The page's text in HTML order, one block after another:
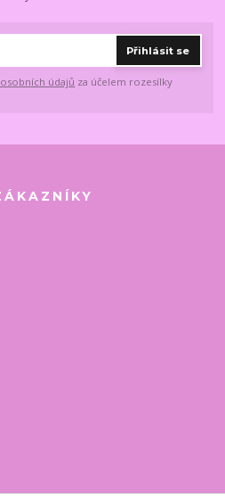
Přihlásit se
údajů za účelem rozesílky